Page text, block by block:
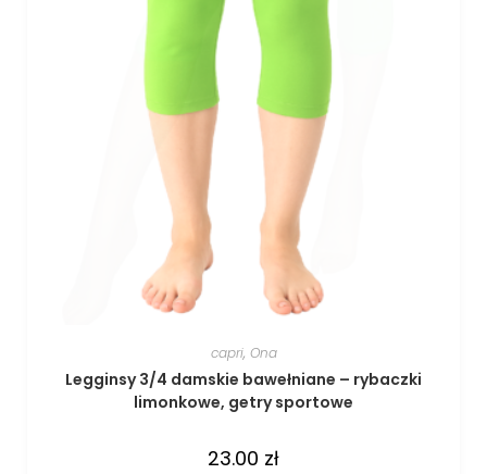
capri, Ona
Legginsy 3/4 damskie bawełniane – rybaczki
limonkowe, getry sportowe
23.00 zł